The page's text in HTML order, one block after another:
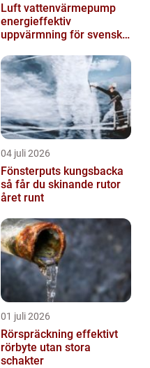
Luft vattenvärmepump
energieffektiv
uppvärmning för svenska
04 juli 2026
Fönsterputs kungsbacka
så får du skinande rutor
året runt
01 juli 2026
Rörspräckning effektivt
rörbyte utan stora
schakter